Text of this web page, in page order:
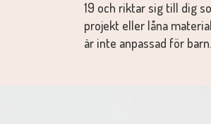
19 och riktar sig till dig
projekt eller låna
är inte anpassad för barn.